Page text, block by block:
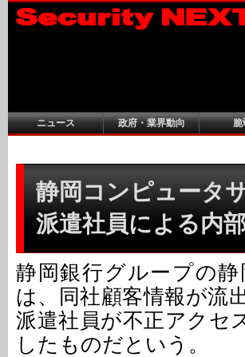
ニュース 政府・業界動向 脆
静岡コンピュータ
派遣社員による内
静岡銀行グループの
は、同社顧客情報が流
派遣社員が不正アクセ
したものだという。